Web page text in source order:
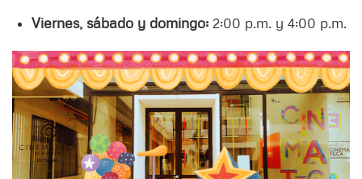
Viernes, sábado y domingo: 2:00 p.m. y 4:00 p.m.